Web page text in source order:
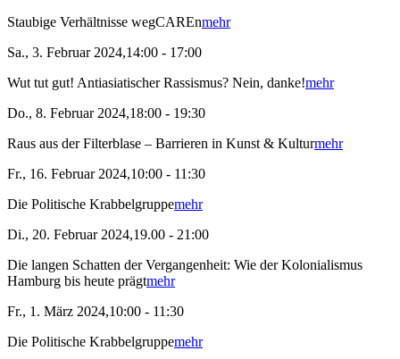
Staubige Verhältnisse wegCAREnmehr
Sa., 3. Februar 2024,14:00 - 17:00
Wut tut gut! Antiasiatischer Rassismus? Nein, danke!mehr
Do., 8. Februar 2024,18:00 - 19:30
Raus aus der Filterblase – Barrieren in Kunst & Kulturmehr
Fr., 16. Februar 2024,10:00 - 11:30
Die Politische Krabbelgruppemehr
Di., 20. Februar 2024,19.00 - 21:00
Die langen Schatten der Vergangenheit: Wie der Kolonialismus
Hamburg bis heute prägtmehr
Fr., 1. März 2024,10:00 - 11:30
Die Politische Krabbelgruppemehr